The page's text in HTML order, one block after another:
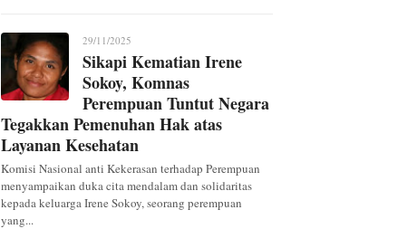
29/11/2025
Sikapi Kematian Irene
Sokoy, Komnas
Perempuan Tuntut Negara
Tegakkan Pemenuhan Hak atas
Layanan Kesehatan
Komisi Nasional anti Kekerasan terhadap Perempuan
menyampaikan duka cita mendalam dan solidaritas
kepada keluarga Irene Sokoy, seorang perempuan
yang...